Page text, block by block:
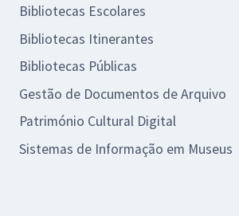
Bibliotecas Escolares
Bibliotecas Itinerantes
Bibliotecas Públicas
Gestão de Documentos de Arquivo
Património Cultural Digital
Sistemas de Informação em Museus